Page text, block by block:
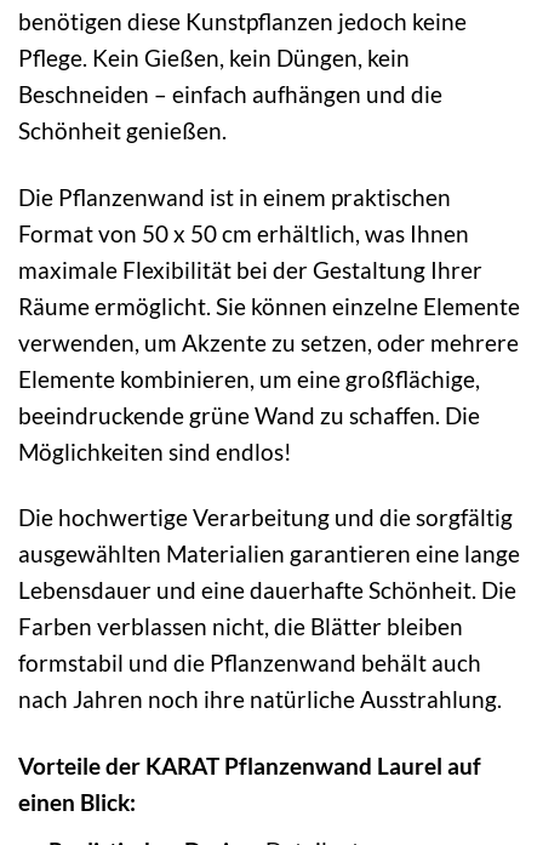
benötigen diese Kunstpflanzen jedoch keine
Pflege. Kein Gießen, kein Düngen, kein
Beschneiden – einfach aufhängen und die
Schönheit genießen.
Die Pflanzenwand ist in einem praktischen
Format von 50 x 50 cm erhältlich, was Ihnen
maximale Flexibilität bei der Gestaltung Ihrer
Räume ermöglicht. Sie können einzelne Elemente
verwenden, um Akzente zu setzen, oder mehrere
Elemente kombinieren, um eine großflächige,
beeindruckende grüne Wand zu schaffen. Die
Möglichkeiten sind endlos!
Die hochwertige Verarbeitung und die sorgfältig
ausgewählten Materialien garantieren eine lange
Lebensdauer und eine dauerhafte Schönheit. Die
Farben verblassen nicht, die Blätter bleiben
formstabil und die Pflanzenwand behält auch
nach Jahren noch ihre natürliche Ausstrahlung.
Vorteile der KARAT Pflanzenwand Laurel auf
einen Blick: